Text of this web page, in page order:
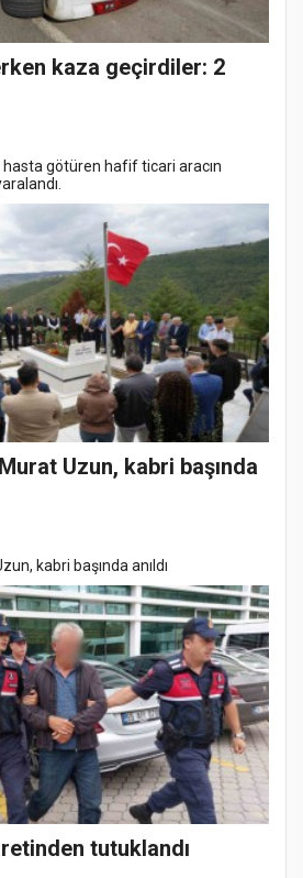
kaza geçirdiler: 2
götüren hafif ticari aracın
Uzun, kabri başında
kabri başında anıldı
tutuklandı